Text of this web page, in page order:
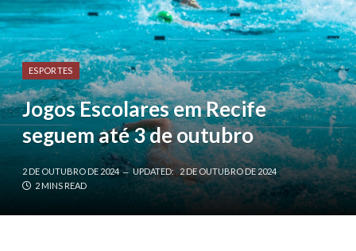
ESPORTES
Jogos Escolares em Recife
seguem até 3 de outubro
2 DE OUTUBRO DE 2024 UPDATED:
2 DE OUTUBRO DE 2024
2 MINS READ